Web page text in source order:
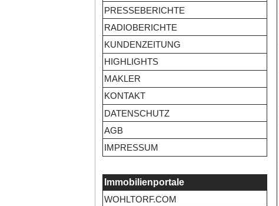
PRESSEBERICHTE
RADIOBERICHTE
KUNDENZEITUNG
HIGHLIGHTS
MAKLER
KONTAKT
DATENSCHUTZ
AGB
IMPRESSUM
Immobilienportale
WOHLTORF.COM